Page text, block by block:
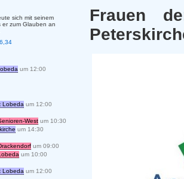
Frauen
sich mit seinem
zum Glauben an
um 12:00
Lobeda um 12:00
West um 10:30
um 14:30
um 09:00
um 10:00
Lobeda um 12:00